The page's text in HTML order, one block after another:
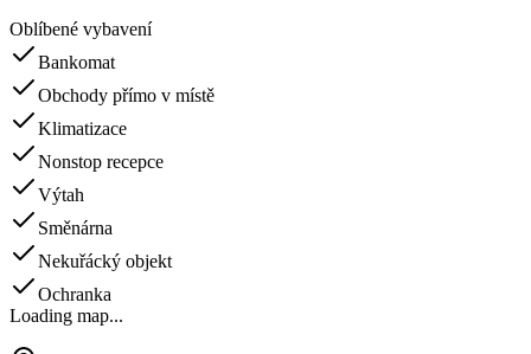
Oblíbené vybavení
Bankomat
Obchody přímo v místě
Klimatizace
Nonstop recepce
Výtah
Směnárna
Nekuřácký objekt
Ochranka
Loading map...